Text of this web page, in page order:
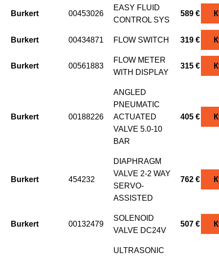
Burkert 00453026
EASY FLUID
CONTROL SYS
589 €
Burkert 00434871 FLOW SWITCH 319 €
Burkert 00561883
FLOW METER
WITH DISPLAY
315 €
Burkert 00188226
ANGLED
PNEUMATIC
ACTUATED
VALVE 5.0-10
BAR
405 €
Burkert 454232
DIAPHRAGM
VALVE 2-2 WAY
SERVO-
ASSISTED
762 €
Burkert 00132479
SOLENOID
VALVE DC24V
507 €
ULTRASONIC